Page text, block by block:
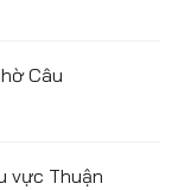
Câu
vực Thuận